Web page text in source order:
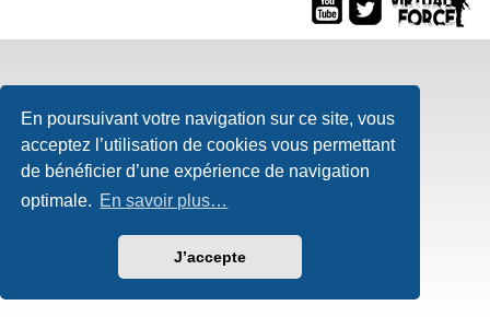
En poursuivant votre navigation sur ce site, vous
acceptez l’utilisation de cookies vous permettant
de bénéficier d’une expérience de navigation
optimale. En savoir plus…
J’accepte